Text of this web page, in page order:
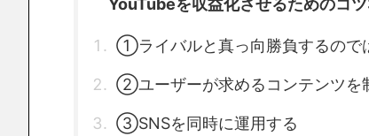
①ライバルと真っ向勝負するので
②ユーザーが求めるコンテンツを
③SNSを同時に運用する